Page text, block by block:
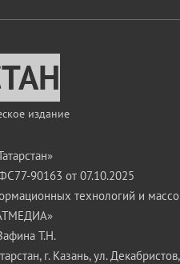
издание
90163 от 07.10.2025
технологий и
Т.Н.
г. Казань, ул.